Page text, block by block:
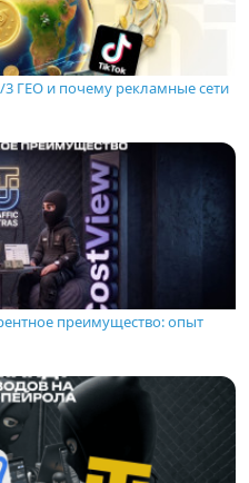
ГЕО и почему рекламные сети
преимущество: опыт